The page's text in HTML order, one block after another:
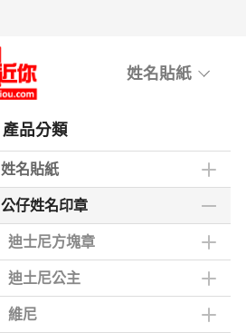
姓名貼紙
產品分類
姓名貼紙
公仔姓名印章
迪士尼方塊章
迪土尼公主
維尼